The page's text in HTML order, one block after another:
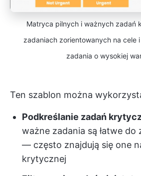
Matryca pilnych i ważnych zadań
zadaniach zorientowanych na cele
zadania o wysokiej
Ten szablon można
Podkreślanie zadań
ważne zadania są łatwe
— często znajdują się one
krytycznej